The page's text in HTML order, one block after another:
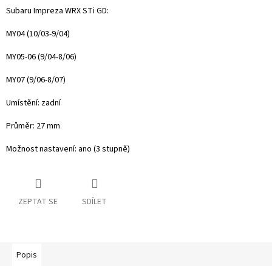
Subaru Impreza WRX STi GD:
MY04 (10/03-9/04)
MY05-06 (9/04-8/06)
MY07 (9/06-8/07)
Umístění: zadní
Průměr: 27 mm
Možnost nastavení: ano (3 stupně)
ZEPTAT SE SDÍLET
Popis